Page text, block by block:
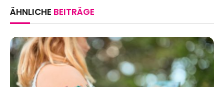
ÄHNLICHE BEITRÄGE